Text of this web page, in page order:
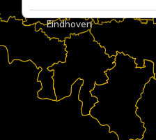
Eindhoven